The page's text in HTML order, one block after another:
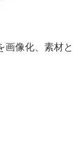
画像化、素材と